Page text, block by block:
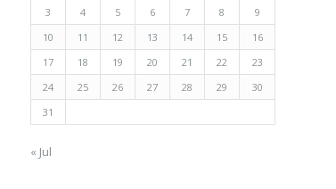
3
4 5 6 7 8
9
10
11 12 13 14 15
16
17
18 19 20 21 22
23
24
25 26 27 28 29
30
31
« Jul